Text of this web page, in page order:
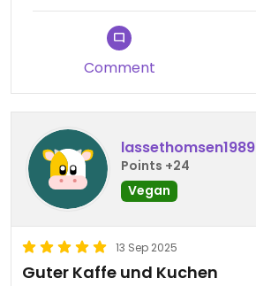
Comment
lassethomsen1989
Points +24
Vegan
13 Sep 2025
Guter Kaffe und Kuchen